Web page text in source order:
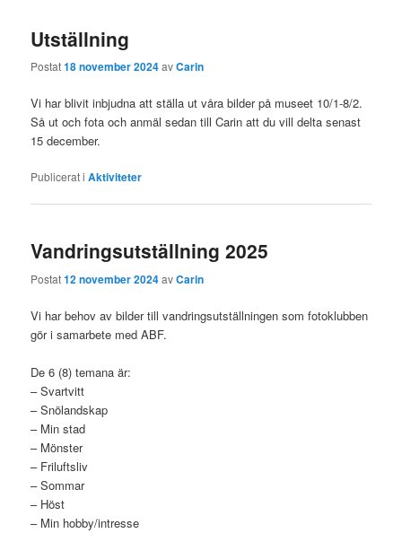
Utställning
Postat18 november 2024avCarin
Vi har blivit inbjudna att ställa ut våra bilder på museet 10/1-8/2.
Så ut och fota och anmäl sedan till Carin att du vill delta senast
15 december.
Publicerat i Aktiviteter
Vandringsutställning 2025
Postat12 november 2024avCarin
Vi har behov av bilder till vandringsutställningen som fotoklubben
gör i samarbete med ABF.
De 6 (8) temana är:
– Svartvitt
– Snölandskap
– Min stad
– Mönster
– Friluftsliv
– Sommar
– Höst
– Min hobby/intresse